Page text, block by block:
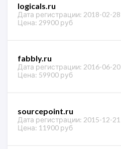
logicals.ru
Дата регистрации: 2018-02-28
Цена: 29900 руб
fabbly.ru
Дата регистрации: 2016-06-20
Цена: 59900 руб
sourcepoint.ru
Дата регистрации: 2015-12-21
Цена: 11900 руб